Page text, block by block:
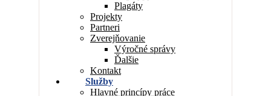
Plagáty
Projekty
Partneri
Zverejňovanie
Výročné správy
Ďalšie
Kontakt
Služby
Hlavné princípy práce